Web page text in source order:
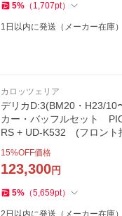
5% （ 1,707pt）
1日以内に発送（メーカー在庫
カロッツェリア
デリカD:3(BM20・H23/
カー・バッフルセット
RS + UD-K532 (フロント
15%OFF価格
123,300円
5% （5,659pt）
2日以内に発送（メーカー在庫